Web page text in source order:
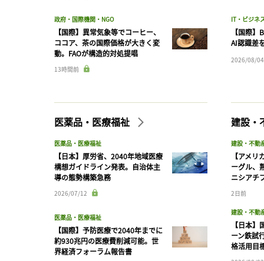
政府・国際機関・NGO
【国際】異常気象等でコーヒー、
ココア、茶の国際価格が大きく変
動。FAOが構造的対処提唱
13時間前
IT・ビジネ
【国際
AI認識差
2026/08/04
医薬品・医療福祉
医薬品・医療福祉
【日本】厚労省、2040年地域医療
構想ガイドライン発表。自治体主
導の態勢構築急務
2026/07/12
医薬品・医療福祉
【国際】予防医療で2040年までに
約930兆円の医療費削減可能。世
界経済フォーラム報告書
建設・
建設・不動
【アメ
ーグル、
ニシアチ
2日前
建設・不動
【日本
ーン鉄試
格活用目